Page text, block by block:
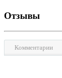
Отзывы
Комментарии